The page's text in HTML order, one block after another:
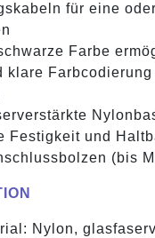
für eine
Farbe
klare
Festigkeit und
(bis
Nylon,